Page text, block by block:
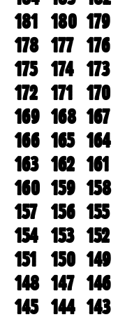
181 180 179
178 177 176
175 174 173
172 171 170
169 168 167
166 165 164
163 162 161
160 159 158
157 156 155
154 153 152
151
150 149
148 147 146
145 144 143